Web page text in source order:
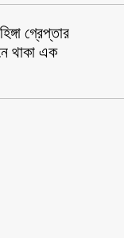
গ্রেপ্তার
থাকা এক